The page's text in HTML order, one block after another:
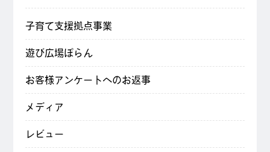
子育て支援拠点事業
遊び広場ぽらん
お客様アンケートへのお返事
メディア
レビュー